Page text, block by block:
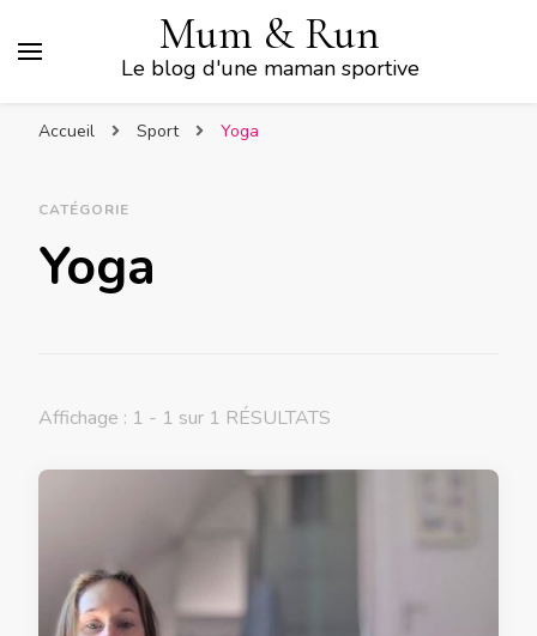
Mum & Run
Le blog d'une maman sportive
Accueil Sport Yoga
CATÉGORIE
Yoga
Affichage : 1 - 1 sur 1 RÉSULTATS